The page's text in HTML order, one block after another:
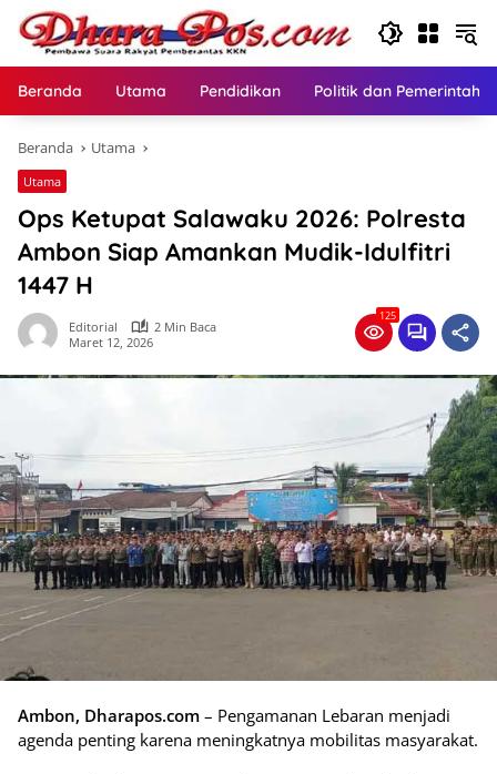
Langsung
konten
Beranda Utama Pendidikan Politik dan
Beranda Utama
Utama
Ops Ketupat Salawaku 2026: Polresta
Ambon Siap Amankan Mudik-Idulfitri
1447 H
Editorial
2 Min Baca
Maret 12, 2026
125
Ambon, Dharapos.com – Pengamanan Lebaran menjadi
agenda penting karena meningkatnya mobilitas masyarakat.